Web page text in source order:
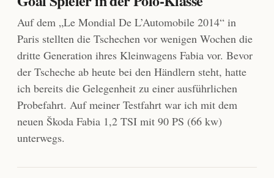
Auf dem „Le Mondial De L’Automobile 2014“ in
Paris stellten die Tschechen vor wenigen Wochen die
dritte Generation ihres Kleinwagens Fabia vor. Bevor
der Tscheche ab heute bei den Händlern steht, hatte
ich bereits die Gelegenheit zu einer ausführlichen
Probefahrt. Auf meiner Testfahrt war ich mit dem
neuen Škoda Fabia 1,2 TSI mit 90 PS (66 kw)
unterwegs.